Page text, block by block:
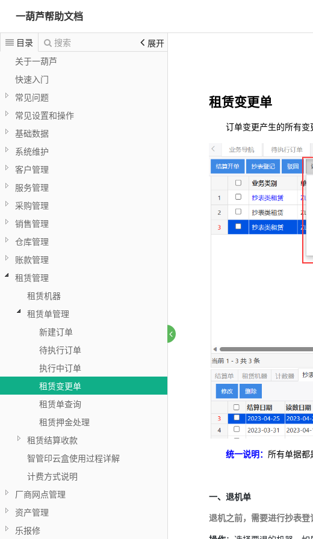
一葫芦帮助文档
目录 搜索
展开
关于一葫芦
快速入门
常见问题
常见设置和操作
基础数据
系统维护
客户管理
服务管理
采购管理
销售管理
仓库管理
账款管理
租赁管理
租赁机器
租赁单管理
新建订单
待执行订单
执行中订单
租赁变更单
租赁单查询
租赁押金处理
租赁结算收款
智管印云盒使用过程详解
计费方式说明
厂商网点管理
资产管理
乐报修
租赁变更单
订单变更产生的所有变
统一说明： 所有单据都
一、退机单
退机之前，需要进行抄表